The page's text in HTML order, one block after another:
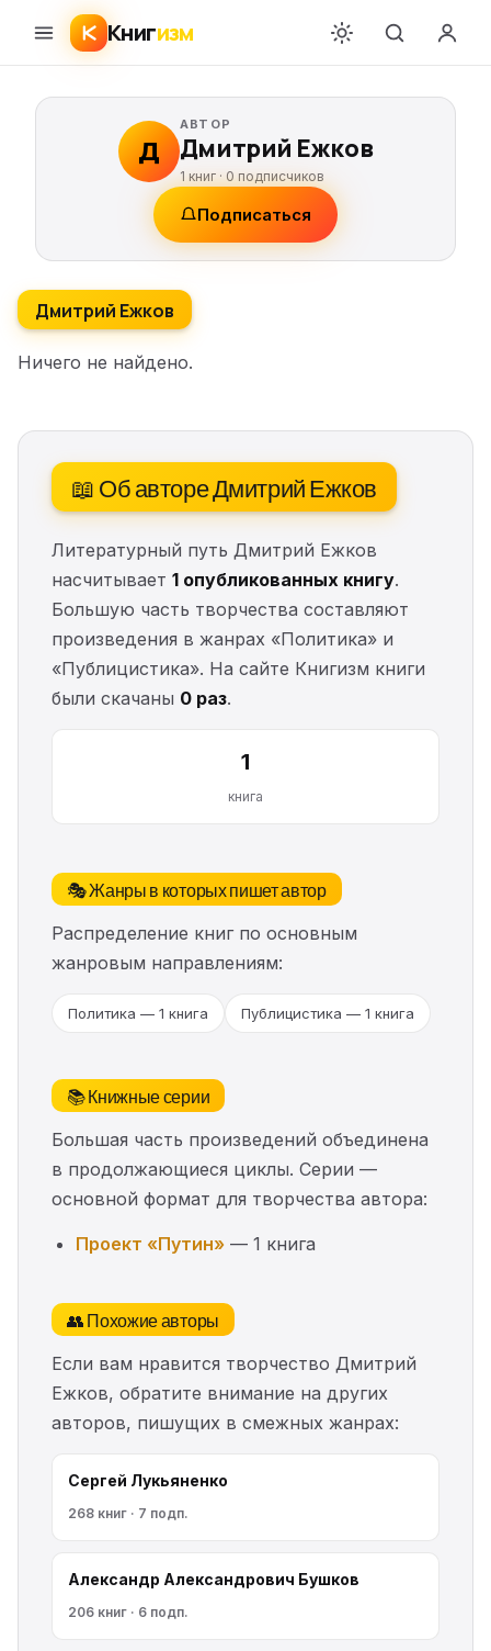
Книгизм
Д
АВТОР
Дмитрий Ежков
1 книг · 0 подписчиков
Подписаться
Дмитрий Ежков
Ничего не найдено.
📖 Об авторе Дмитрий Ежков
Литературный путь Дмитрий Ежков
насчитывает 1 опубликованных книгу.
Большую часть творчества составляют
произведения в жанрах «Политика» и
«Публицистика». На сайте Книгизм книги
были скачаны 0 раз.
1
книга
🎭 Жанры в которых пишет автор
Распределение книг по основным
жанровым направлениям:
Политика — 1 книга Публицистика — 1 книга
📚 Книжные серии
Большая часть произведений объединена
в продолжающиеся циклы. Серии —
основной формат для творчества автора:
Проект «Путин» — 1 книга
👥 Похожие авторы
Если вам нравится творчество Дмитрий
Ежков, обратите внимание на других
авторов, пишущих в смежных жанрах:
Сергей Лукьяненко
268 книг · 7 подп.
Александр Александрович Бушков
206 книг · 6 подп.